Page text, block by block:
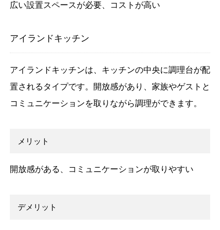
広い設置スペースが必要、コストが高い
アイランドキッチン
アイランドキッチンは、キッチンの中央に調理台が配
置されるタイプです。開放感があり、家族やゲストと
コミュニケーションを取りながら調理ができます。
メリット
開放感がある、コミュニケーションが取りやすい
デメリット